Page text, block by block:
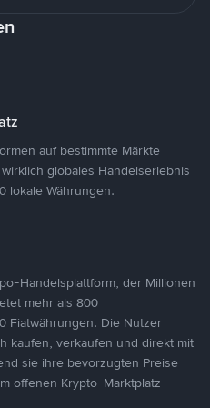
auf bestimmte Märkte
globales Handelserlebnis
lokale Währungen.
Handelsplattform, der Millionen
mehr als 800
Fiatwährungen. Die Nutzer
kaufen, verkaufen und direkt mit
sie ihre bevorzugten Preise
offenen Krypto-Marktplatz